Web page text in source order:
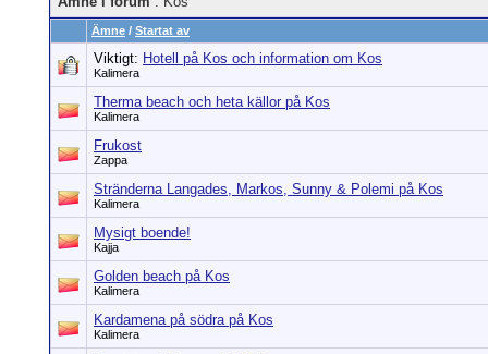
Ämne / Startat av
Viktigt: Hotell på Kos och information om Kos
Kalimera
Therma beach och heta källor på Kos
Kalimera
Frukost
Zappa
Stränderna Langades, Markos, Sunny & Polemi på Kos
Kalimera
Mysigt boende!
Kajja
Golden beach på Kos
Kalimera
Kardamena på södra på Kos
Kalimera